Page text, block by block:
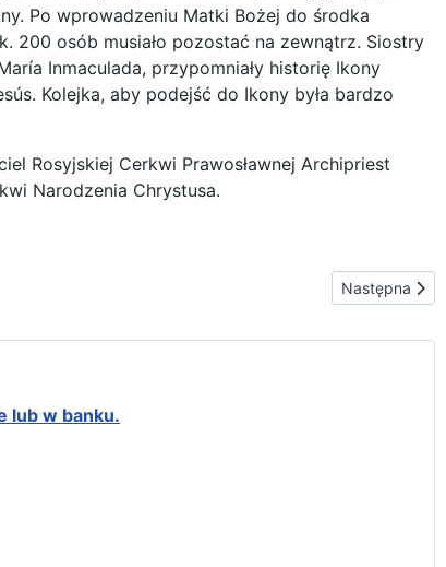
Po wprowadzeniu Matki Bożej do środka
200 osób musiało pozostać na zewnątrz. Siostry
Inmaculada, przypomniały historię Ikony
Kolejka, aby podejść do Ikony była bardzo
Rosyjskiej Cerkwi Prawosławnej Archipriest
Narodzenia Chrystusa.
Następna
Następna
lub w banku.